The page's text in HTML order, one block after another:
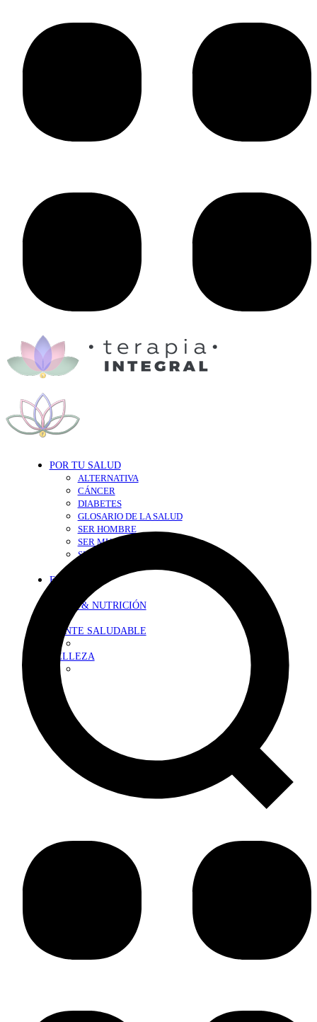
POR TU SALUD
ALTERNATIVA
CÁNCER
DIABETES
GLOSARIO DE LA SALUD
SER HOMBRE
SER MUJER
SEXY-SALUD
EN FORMA
DIETA & NUTRICIÓN
MENTE SALUDABLE
BELLEZA